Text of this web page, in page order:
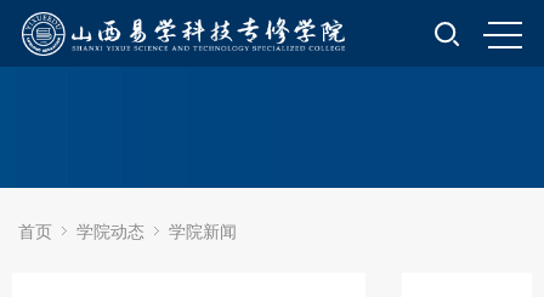
首页 学院动态 学院新闻